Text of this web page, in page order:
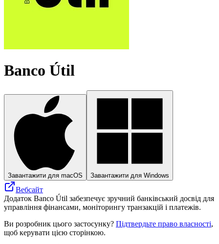
Banco Útil
Завантажити для macOS Завантажити для Windows
Вебсайт
Додаток Banco Útil забезпечує зручний банківський досвід для
управління фінансами, моніторингу транзакцій і платежів.
Ви розробник цього застосунку? Підтвердьте право власності,
щоб керувати цією сторінкою.